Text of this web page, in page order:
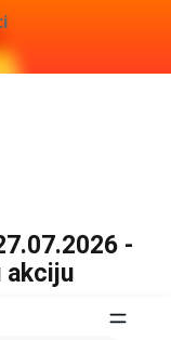
-
akciju